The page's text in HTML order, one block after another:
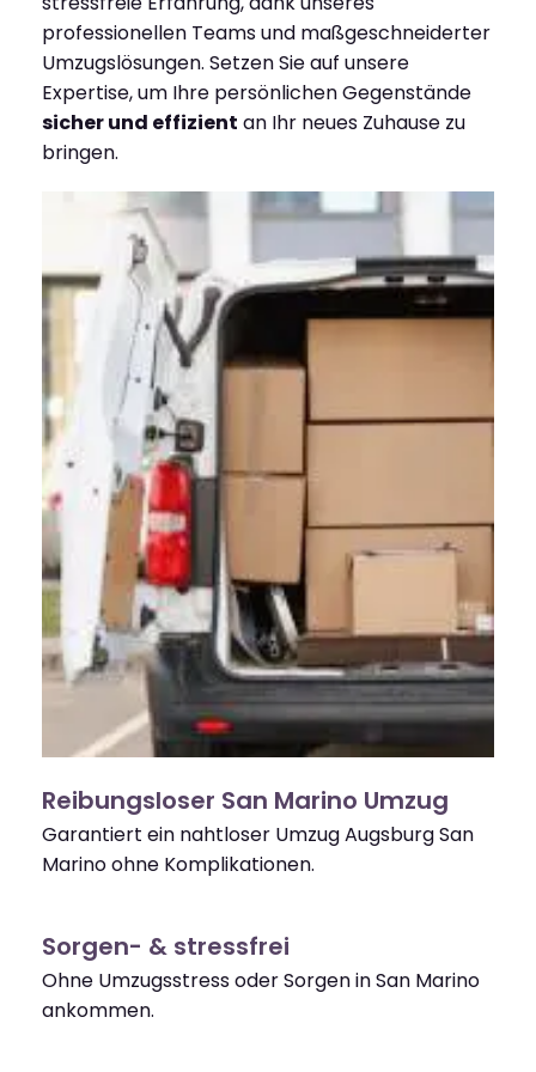
professionellen Teams und maßgeschneiderter
Umzugslösungen. Setzen Sie auf unsere
Expertise, um Ihre persönlichen Gegenstände
sicher und effizient an Ihr neues Zuhause zu
bringen.
Reibungsloser San Marino Umzug
Garantiert ein nahtloser Umzug Augsburg San
Marino ohne Komplikationen.
Sorgen- & stressfrei
Ohne Umzugsstress oder Sorgen in San Marino
ankommen.